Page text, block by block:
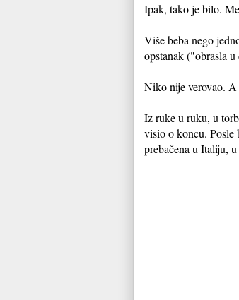
Ipak, tako je bilo.
Više beba nego
opstanak ("obrasla
Niko nije verovao.
Iz ruke u ruku, u
visio o koncu. Posle
prebačena u Italiju,